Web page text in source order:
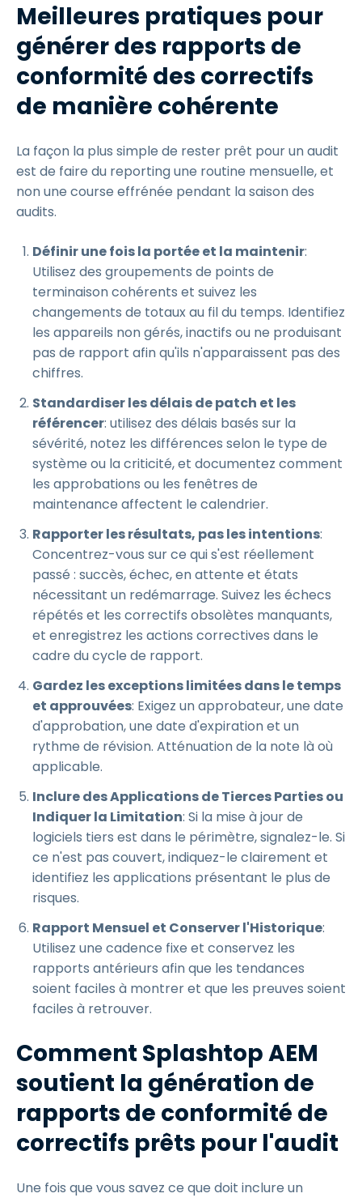
Meilleures pratiques pour
générer des rapports de
conformité des correctifs
de manière cohérente
La façon la plus simple de rester prêt pour un audit
est de faire du reporting une routine mensuelle, et
non une course effrénée pendant la saison des
audits.
Définir une fois la portée et la maintenir:
Utilisez des groupements de points de
terminaison cohérents et suivez les
changements de totaux au fil du temps. Identifiez
les appareils non gérés, inactifs ou ne produisant
pas de rapport afin qu'ils n'apparaissent pas des
chiffres.
Standardiser les délais de patch et les
référencer: utilisez des délais basés sur la
sévérité, notez les différences selon le type de
système ou la criticité, et documentez comment
les approbations ou les fenêtres de
maintenance affectent le calendrier.
Rapporter les résultats, pas les intentions:
Concentrez-vous sur ce qui s'est réellement
passé : succès, échec, en attente et états
nécessitant un redémarrage. Suivez les échecs
répétés et les correctifs obsolètes manquants,
et enregistrez les actions correctives dans le
cadre du cycle de rapport.
Gardez les exceptions limitées dans le temps
et approuvées: Exigez un approbateur, une date
d'approbation, une date d'expiration et un
rythme de révision. Atténuation de la note là où
applicable.
Inclure des Applications de Tierces Parties ou
Indiquer la Limitation: Si la mise à jour de
logiciels tiers est dans le périmètre, signalez-le. Si
ce n'est pas couvert, indiquez-le clairement et
identifiez les applications présentant le plus de
risques.
Rapport Mensuel et Conserver l'Historique:
Utilisez une cadence fixe et conservez les
rapports antérieurs afin que les tendances
soient faciles à montrer et que les preuves soient
faciles à retrouver.
Comment Splashtop AEM
soutient la génération de
rapports de conformité de
correctifs prêts pour l'audit
Une fois que vous savez ce que doit inclure un